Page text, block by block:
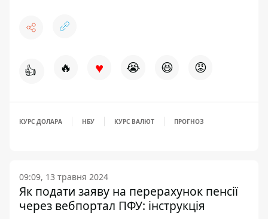
👍 🔥 ♥ 😭 😆 😡
КУРС ДОЛАРА НБУ КУРС ВАЛЮТ ПРОГНОЗ
09:09, 13 травня 2024
Як подати заяву на перерахунок пенсії
через вебпортал ПФУ: інструкція